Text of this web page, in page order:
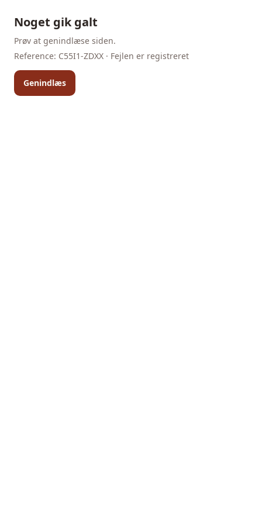
Noget gik galt
Prøv at genindlæse siden.
Reference: C55I1-ZDXX · Fejlen er registreret
Genindlæs